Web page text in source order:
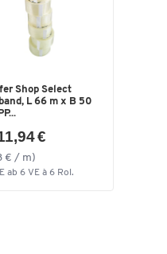
Shop Select
L 66 m x B 50
€
€ / m)
ab 6 VE à 6 Rol.